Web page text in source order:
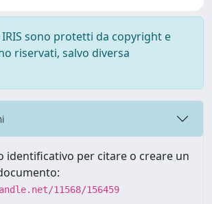
sono protetti da copyright e
riservati, salvo diversa
identificativo per citare o creare un
11568/156459